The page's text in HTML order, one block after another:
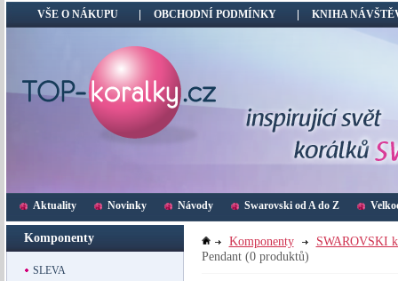
VŠE O NÁKUPU OBCHODNÍ PODMÍNKY KNIHA
Aktuality Novinky Návody Swarovski od A do Z
Komponenty
SLEVA
Komponenty
SWAROVSKI
Pendant(0 produktů)